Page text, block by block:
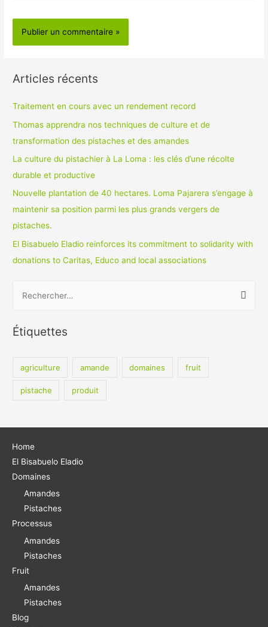
Articles récents
Traitement en cours avec un rendement record
Thomas apprendra nos techniques de culture et de
transformation des pistaches et des amandes
La culture du pistachier à La Loma : les clés d’une récolte
durable et productive
Nouvelle plantation de 40 hectares. Loma Pajarera s’engage à
maintenir sa position parmi les plus grands vergers de
pistaches.
El Bisabuelo Eladio reinforces its commitment to solidarity with
donations to Caritas, Educo and local associations
h
:
Étiquettes
agriculture amande domaines fruit
pistache produit
Home
El Bisabuelo Eladio
Domaines
Amandes
Pistaches
Processus
Amandes
Pistaches
Fruit
Amandes
Pistaches
Blog